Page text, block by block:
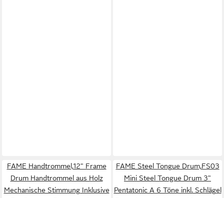
FAME Handtrommel,12" Frame
Drum Handtrommel aus Holz
Mechanische Stimmung Inklusive
FAME Steel Tongue Drum,FS03
Mini Steel Tongue Drum 3"
Pentatonic A 6 Töne inkl. Schlägel